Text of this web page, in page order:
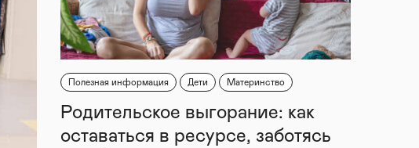
Полезная информация Дети Материнство
Родительское выгорание: как
оставаться в ресурсе, заботясь